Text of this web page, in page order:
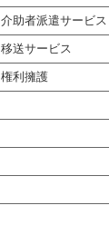
介助者派遣サービス
移送サービス
権利擁護